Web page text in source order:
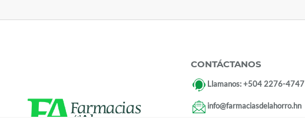
CONTÁCTANOS
Llamanos:+504 2276-4747
info@farmaciasdelahorro.hn